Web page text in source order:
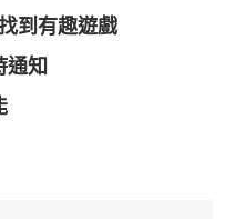
到有趣遊戲
通知